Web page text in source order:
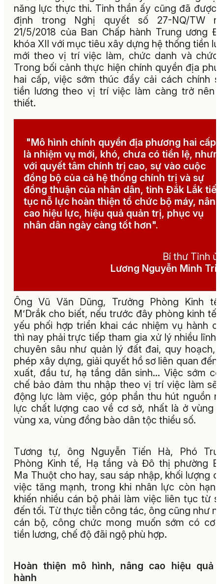
năng lực thực thi. Tinh thần ấy cũng đã được
định trong Nghị quyết số 27-NQ/TW
21/5/2018 của Ban Chấp hành Trung ương
khóa XII với mục tiêu xây dựng hệ thống tiền
mới theo vị trí việc làm, chức danh và
Trong bối cảnh thực hiện chính quyền địa
hai cấp, việc sớm thúc đẩy cải cách chính
tiền lương theo vị trí việc làm càng trở nên
thiết.
"Mô hình chính quyền địa phương hai cấp
là nhiệm vụ mới, khó, chưa có tiền lệ,
với quyết tâm chính trị cao, sự vào cuộc
đồng bộ của cả hệ thống chính trị và sự
đồng thuận của nhân dân, tỉnh Đắk Lắk
tục nỗ lực hoàn thiện tổ chức bộ máy,
cao hiệu lực, hiệu quả quản trị, phục vụ
nhân dân ngày càng tốt hơn".
Bí thư Tỉnh
Lương Nguyễn Minh
Ông Vũ Văn Dũng, Trưởng Phòng Kinh
M’Drắk cho biết, nếu trước đây phòng kinh tế
yếu phối hợp triển khai các nhiệm vụ hành
thì nay phải trực tiếp tham gia xử lý nhiều lĩnh
chuyên sâu như quản lý đất đai, quy hoạch,
phép xây dựng, giải quyết hồ sơ liên quan đến
xuất, đầu tư, hạ tầng dân sinh… Việc sớm
chế bảo đảm thu nhập theo vị trí việc làm
động lực làm việc, góp phần thu hút nguồn
lực chất lượng cao về cơ sở, nhất là ở vùng
vùng xa, vùng đồng bào dân tộc thiểu số.
Tương tự, ông Nguyễn Tiến Hà, Phó
Phòng Kinh tế, Hạ tầng và Đô thị phường
Ma Thuột cho hay, sau sáp nhập, khối lượng
việc tăng mạnh, trong khi nhân lực còn hạn
khiến nhiều cán bộ phải làm việc liên tục từ
đến tối. Từ thực tiễn công tác, ông cũng như
cán bộ, công chức mong muốn sớm có cơ
tiền lương, chế độ đãi ngộ phù hợp.
Hoàn thiện mô hình, nâng cao hiệu quả
hành